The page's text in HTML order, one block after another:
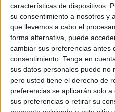
características de dispositivos.
su consentimiento a nosotros y
que llevemos a cabo el
forma alternativa, puede
cambiar sus preferencias antes
consentimiento. Tenga en
sus datos personales puede no
pero usted tiene el derecho de
preferencias se aplicarán solo
sus preferencias o retirar su
La normativa que
generalitzada de fer
números generats de
consentiment previ de
les empreses i no
L'ens encarregat de